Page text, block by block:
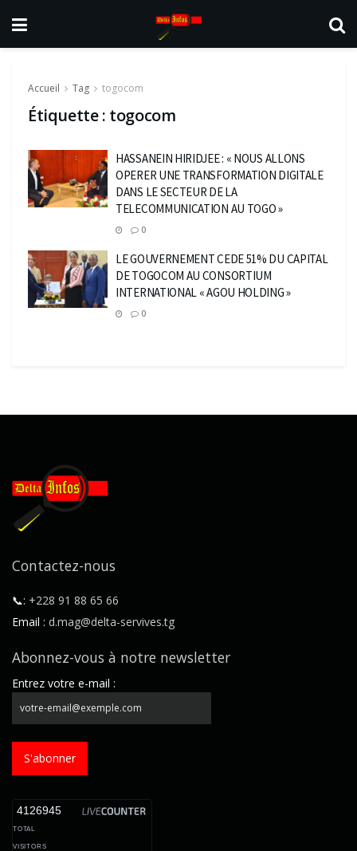
Accueil Tag togocom
Étiquette : togocom
HASSANEIN HIRIDJEE : « NOUS ALLONS
OPERER UNE TRANSFORMATION DIGITALE
DANS LE SECTEUR DE LA
TELECOMMUNICATION AU TOGO »
0
LE GOUVERNEMENT CEDE 51% DU CAPITAL
DE TOGOCOM AU CONSORTIUM
INTERNATIONAL « AGOU HOLDING »
0
Contactez-nous
📞: +228 91 88 65 66
Email : d.mag@delta-servives.tg
Abonnez-vous à notre newsletter
Entrez votre e-mail :
S'abonner
4126945
TOTAL
VISITORS